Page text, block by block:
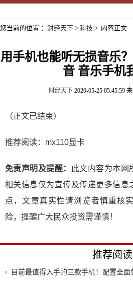
您当前的位置 ： 财经天下 > 科技 > 内容正文
用手机也能听无损音乐
音 音乐手机
财经天下 2020-05-25 05:45:59 来
（正文已结束）
推荐阅读： mx110显卡
免责声明及提醒：
此文内容为本网
相关信息仅为宣传及传递更多信息
点，文章真实性请浏览者慎重核
险，提醒广大民众投资需谨慎！
推荐阅读
目前最值得入手的三款手机！配置全面